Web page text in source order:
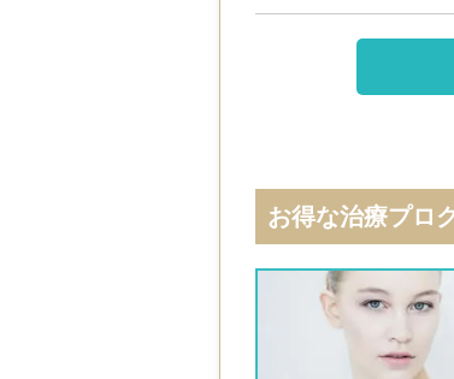
お得な治療プロ